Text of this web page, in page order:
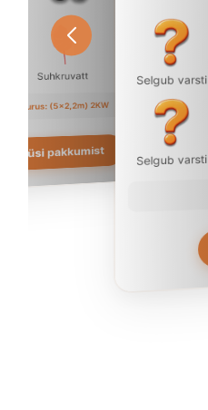
Suhkruvatt
Suurus: (5×2,2m) 2KW
Küsi pakkumist
Selgub varsti
Selgub varsti